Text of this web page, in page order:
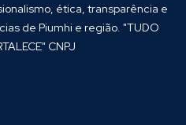
ética, transparência e
de Piumhi e região. "TUDO
CNPJ